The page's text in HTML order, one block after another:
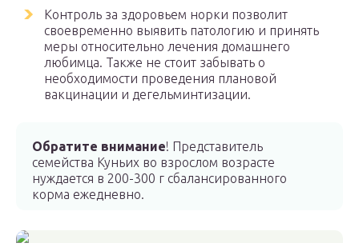
Контроль за здоровьем норки позволит
своевременно выявить патологию и принять
меры относительно лечения домашнего
любимца. Также не стоит забывать о
необходимости проведения плановой
вакцинации и дегельминтизации.
Обратите внимание! Представитель
семейства Куньих во взрослом возрасте
нуждается в 200-300 г сбалансированного
корма ежедневно.